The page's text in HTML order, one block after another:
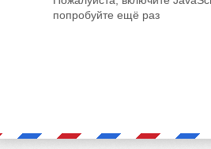
попробуйте ещё раз